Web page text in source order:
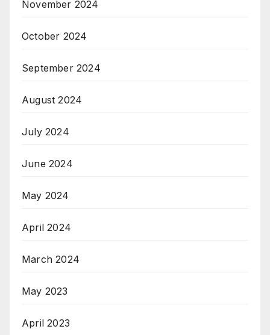
November 2024
October 2024
September 2024
August 2024
July 2024
June 2024
May 2024
April 2024
March 2024
May 2023
April 2023